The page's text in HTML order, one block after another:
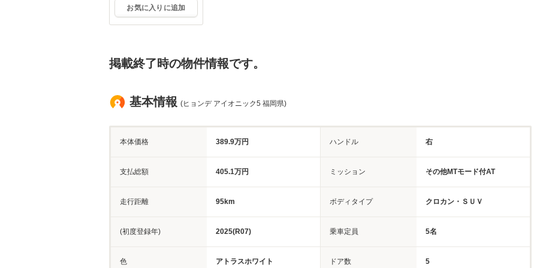
お気に入りに追加
掲載終了時の物件情報です。
基本情報 (ヒョンデ アイオニック5 福岡県)
本体価格 389.9万円 ハンドル 右
支払総額 405.1万円 ミッション その他MTモード付AT
走行距離 95km ボディタイプ クロカン・ＳＵＶ
(初度登録年) 2025(R07) 乗車定員 5名
色 アトラスホワイト ドア数 5